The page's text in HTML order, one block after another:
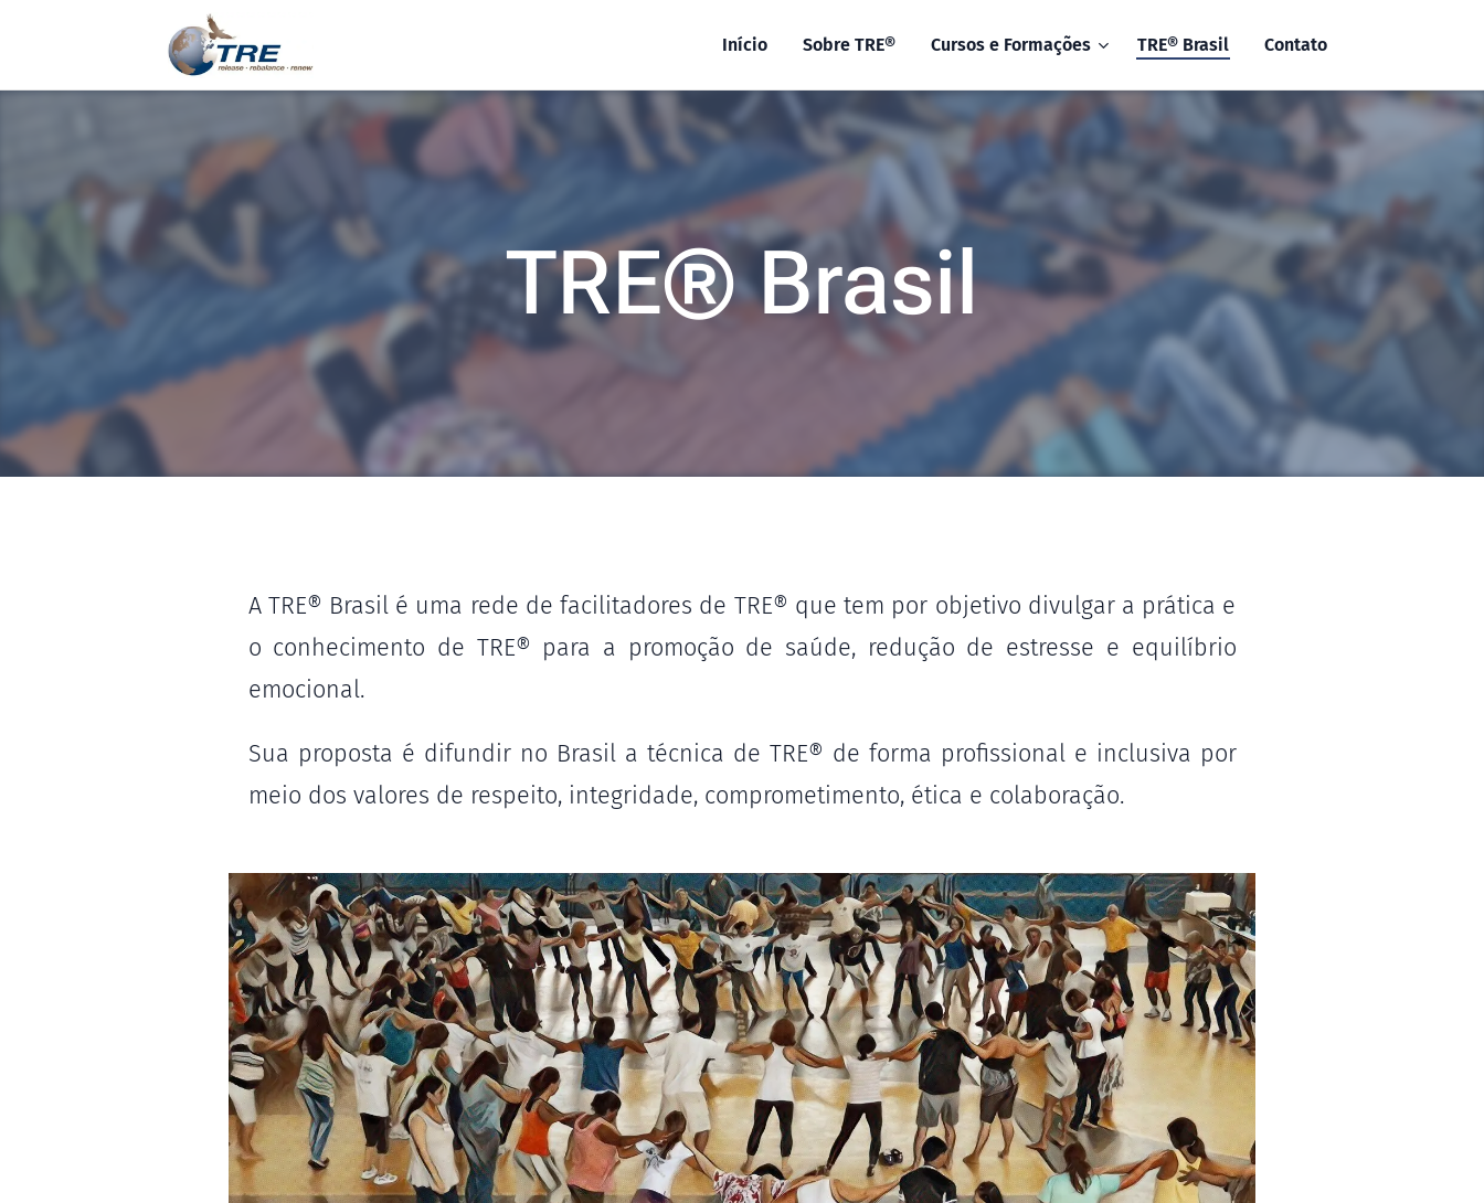
Início Sobre TRE® Cursos e Formações TRE® Brasil Contato
TRE® Brasil
A TRE® Brasil é uma rede de facilitadores de TRE® que tem por objetivo divulgar a prática e
o conhecimento de TRE® para a promoção de saúde, redução de estresse e equilíbrio
emocional.
Sua proposta é difundir no Brasil a técnica de TRE® de forma profissional e inclusiva por
meio dos valores de respeito, integridade, comprometimento, ética e colaboração.